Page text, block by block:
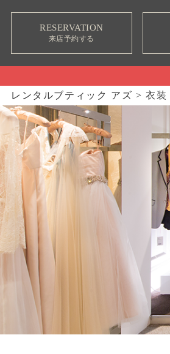
RESERVATION
来店予約する
レンタルブティック アズ >衣装